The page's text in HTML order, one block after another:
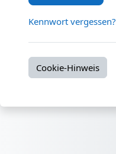
Kennwort vergessen?
Cookie-Hinweis